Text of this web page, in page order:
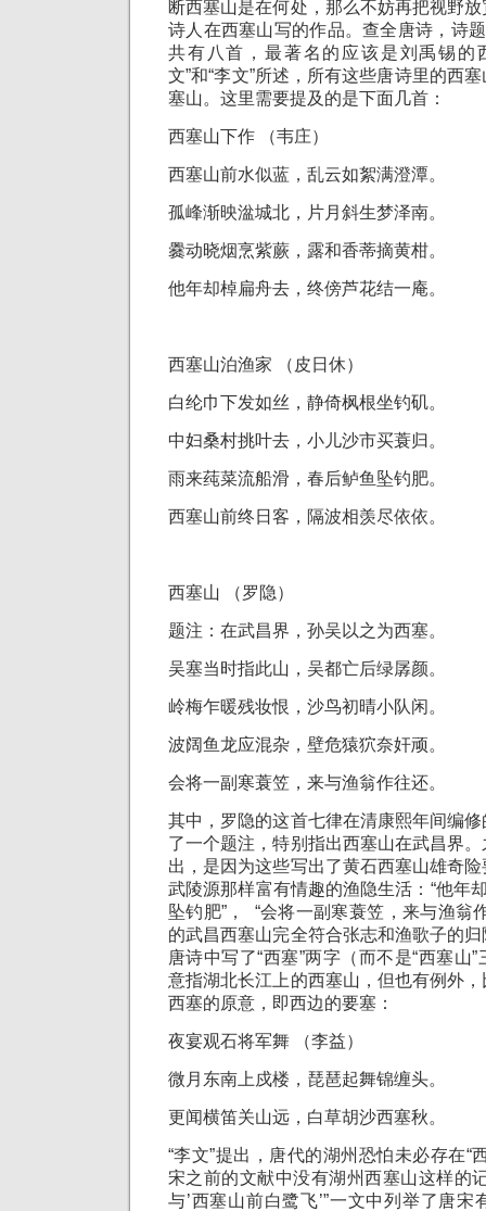
断西塞山是在何处，那么不妨再把视野
诗人在西塞山写的作品。查全唐诗，诗
共有八首，最著名的应该是刘禹锡的
文”和“李文”所述，所有这些唐诗里的西
塞山。这里需要提及的是下面几首：
西塞山下作 （韦庄）
西塞山前水似蓝，乱云如絮满澄潭。
孤峰渐映湓城北，片月斜生梦泽南。
爨动晓烟烹紫蕨，露和香蒂摘黄柑。
他年却棹扁舟去，终傍芦花结一庵。
西塞山泊渔家 （皮日休）
白纶巾下发如丝，静倚枫根坐钓矶。
中妇桑村挑叶去，小儿沙市买蓑归。
雨来莼菜流船滑，春后鲈鱼坠钓肥。
西塞山前终日客，隔波相羡尽依依。
西塞山 （罗隐）
题注：在武昌界，孙吴以之为西塞。
吴塞当时指此山，吴都亡后绿孱颜。
岭梅乍暖残妆恨，沙鸟初晴小队闲。
波阔鱼龙应混杂，壁危猿狖奈奸顽。
会将一副寒蓑笠，来与渔翁作往还。
其中，罗隐的这首七律在清康熙年间编
了一个题注，特别指出西塞山在武昌界
出，是因为这些写出了黄石西塞山雄奇
武陵源那样富有情趣的渔隐生活：“他年
坠钓肥”， “会将一副寒蓑笠，来与渔翁
的武昌西塞山完全符合张志和渔歌子的
唐诗中写了“西塞”两字（而不是“西塞山
意指湖北长江上的西塞山，但也有例外
西塞的原意，即西边的要塞：
夜宴观石将军舞 （李益）
微月东南上戍楼，琵琶起舞锦缠头。
更闻横笛关山远，白草胡沙西塞秋。
“李文”提出，唐代的湖州恐怕未必存在“
宋之前的文献中没有湖州西塞山这样的
与’西塞山前白鹭飞’”一文中列举了唐